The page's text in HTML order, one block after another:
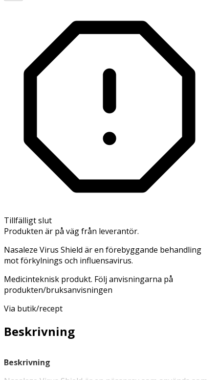
Tillfälligt slut
Produkten är på väg från leverantör.
Nasaleze Virus Shield är en förebyggande behandling
mot förkylnings och influensavirus.
Medicinteknisk produkt. Följ anvisningarna på
produkten/bruksanvisningen
Via butik/recept
Beskrivning
Beskrivning